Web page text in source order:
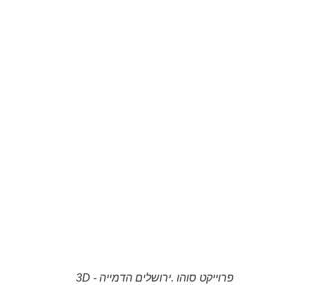
פרוייקט סוהו .ירושלים הדמייה - 3D